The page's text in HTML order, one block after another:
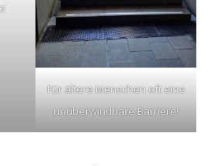
Für ältere Menschen oft eine
unüberwindbare Barriere!